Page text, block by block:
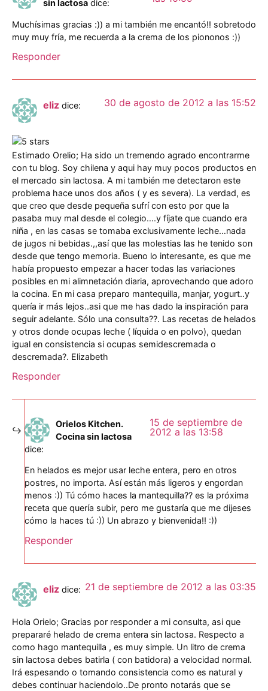
sin lactosa dice:
Muchísimas gracias :)) a mi también me encantó!! sobretodo
muy muy fría, me recuerda a la crema de los piononos :))
Responder
eliz dice: 30 de agosto de 2012 a las 15:52
Estimado Orelio; Ha sido un tremendo agrado encontrarme
con tu blog. Soy chilena y aqui hay muy pocos productos en
el mercado sin lactosa. A mi también me detectaron este
problema hace unos dos años ( y es severa). La verdad, es
que creo que desde pequeña sufrí con esto por que la
pasaba muy mal desde el colegio….y fíjate que cuando era
niña , en las casas se tomaba exclusivamente leche…nada
de jugos ni bebidas.,,así que las molestias las he tenido son
desde que tengo memoria. Bueno lo interesante, es que me
había propuesto empezar a hacer todas las variaciones
posibles en mi alimnetación diaria, aprovechando que adoro
la cocina. En mi casa preparo mantequilla, manjar, yogurt..y
quería ir más lejos..asi que me has dado la inspiración para
seguir adelante. Sólo una consulta??. Las recetas de helados
y otros donde ocupas leche ( líquida o en polvo), quedan
igual en consistencia si ocupas semidescremada o
descremada?. Elizabeth
Responder
Orielos Kitchen.
Cocina sin lactosa
dice:
15 de septiembre de
2012 a las 13:58
En helados es mejor usar leche entera, pero en otros
postres, no importa. Así están más ligeros y engordan
menos :)) Tú cómo haces la mantequilla?? es la próxima
receta que quería subir, pero me gustaría que me dijeses
cómo la haces tú :)) Un abrazo y bienvenida!! :))
Responder
eliz dice: 21 de septiembre de 2012 a las 03:35
Hola Orielo; Gracias por responder a mi consulta, asi que
prepararé helado de crema entera sin lactosa. Respecto a
como hago mantequilla , es muy simple. Un litro de crema
sin lactosa debes batirla ( con batidora) a velocidad normal.
Irá espesando o tomando consistencia como es natural y
debes continuar haciendolo..De pronto notarás que se